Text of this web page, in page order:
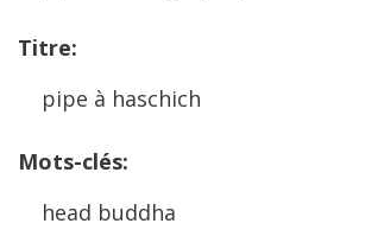
Titre:
pipe à haschich
Mots-clés:
head buddha